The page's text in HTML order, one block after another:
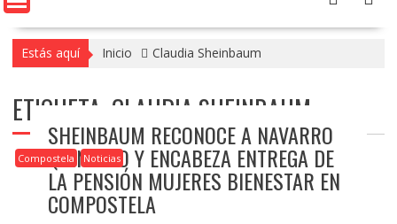
Estás aquí Inicio Claudia Sheinbaum
ETIQUETA: CLAUDIA SHEINBAUM
Compostela Noticias
SHEINBAUM RECONOCE A NAVARRO
QUINTERO Y ENCABEZA ENTREGA DE
LA PENSIÓN MUJERES BIENESTAR EN
COMPOSTELA